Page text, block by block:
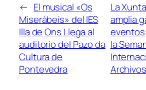
← El musical «Os
Miserábeis» del IES
Illa de Ons Llega al
auditorio del Pazo da
Cultura de
Pontevedra
La
amplia
la
Archivos